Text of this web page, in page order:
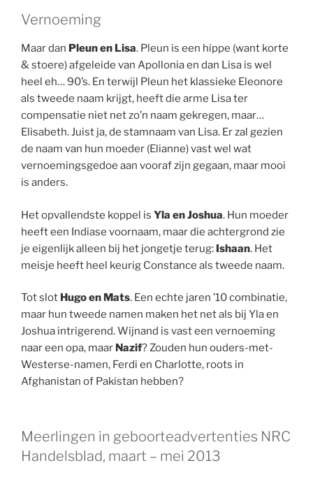
Vernoeming
Maar dan Pleun en Lisa. Pleun is een hippe (want korte
& stoere) afgeleide van Apollonia en dan Lisa is wel
heel eh… 90’s. En terwijl Pleun het klassieke Eleonore
als tweede naam krijgt, heeft die arme Lisa ter
compensatie niet net zo’n naam gekregen, maar…
Elisabeth. Juist ja, de stamnaam van Lisa. Er zal gezien
de naam van hun moeder (Elianne) vast wel wat
vernoemingsgedoe aan vooraf zijn gegaan, maar mooi
is anders.
Het opvallendste koppel is Yla en Joshua. Hun moeder
heeft een Indiase voornaam, maar die achtergrond zie
je eigenlijk alleen bij het jongetje terug: Ishaan. Het
meisje heeft heel keurig Constance als tweede naam.
Tot slot Hugo en Mats. Een echte jaren ’10 combinatie,
maar hun tweede namen maken het net als bij Yla en
Joshua intrigerend. Wijnand is vast een vernoeming
naar een opa, maar Nazif? Zouden hun ouders-met-
Westerse-namen, Ferdi en Charlotte, roots in
Afghanistan of Pakistan hebben?
Meerlingen in geboorteadvertenties NRC
Handelsblad, maart – mei 2013